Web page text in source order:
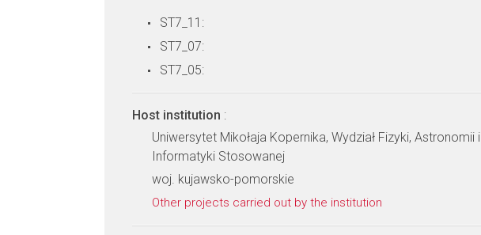
ST7_11:
ST7_07:
ST7_05:
Host institution :
Uniwersytet Mikołaja Kopernika, Wydział Fizyki, Astronomii i
Informatyki Stosowanej
woj. kujawsko-pomorskie
Other projects carried out by the institution